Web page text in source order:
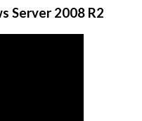
Server 2008 R2